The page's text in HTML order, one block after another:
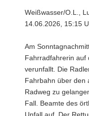
Weißwasser/O.L.,
14.06.2026, 15:15
Am
Fahrradfahrerin auf
verunfallt. Die
Fahrbahn über den
Radweg zu
Fall. Beamte des
Unfall auf. Der